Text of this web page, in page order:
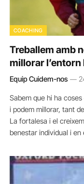
COACHING
Treballem amb
millorar l’entorn
Equip Cuidem-nos
Sabem que hi ha
i podem millorar, tant
La fortalesa i el
benestar individual i en